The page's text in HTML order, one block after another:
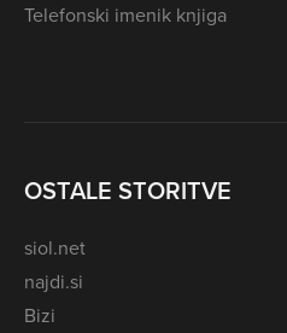
Telefonski imenik knjiga
OSTALE STORITVE
siol.net
najdi.si
Bizi